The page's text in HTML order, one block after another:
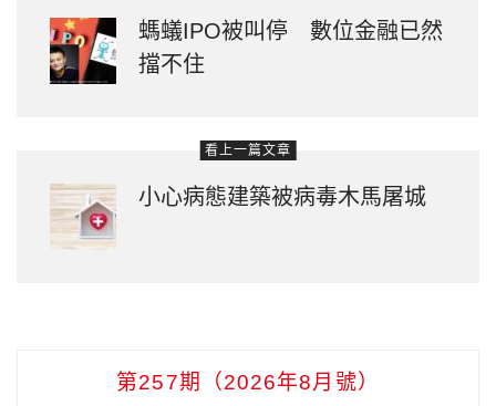
螞蟻IPO被叫停 數位金融已然
擋不住
看上一篇文章
小心病態建築被病毒木馬屠城
第257期（2026年8月號）